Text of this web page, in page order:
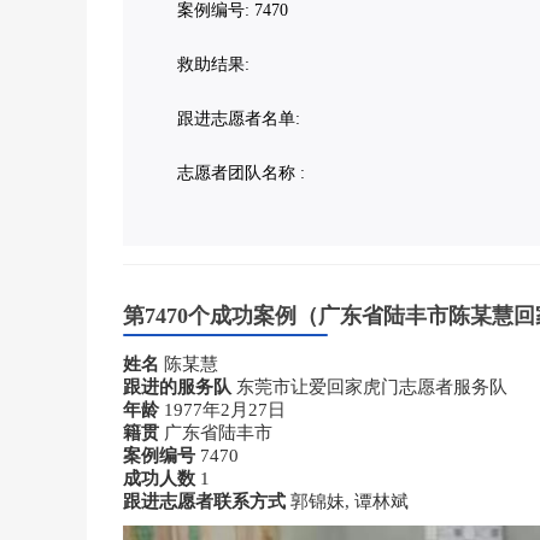
案例编号: 7470
救助结果:
跟进志愿者名单:
志愿者团队名称 :
第7470个成功案例（广东省陆丰市陈某慧
姓名 陈某慧
跟进的服务队 东莞市让爱回家虎门志愿者服务队
年龄 1977年2月27日
籍贯 广东省陆丰市
案例编号 7470
成功人数 1
跟进志愿者联系方式 郭锦妹, 谭林斌